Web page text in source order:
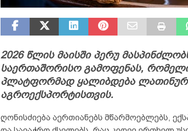
2026 წლის მაისში პერუ
საერთაშორისო გამოფენას,
პლატფორმად ყალიბდება
აგროექსპორტისთვის.
ღონისძიება აერთიანებს მწარმოებლებს,